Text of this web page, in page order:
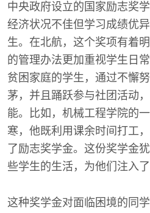
中央政府设立的国家励志奖
经济状况不佳但学习成绩优
生。在北航，这个奖项有着
的管理办法更加重视学生日
贫困家庭的学生，通过不懈
茅，并且踊跃参与社团活动
能。比如，机械工程学院的
寒，他既利用课余时间打工
了励志奖学金。这份奖学金
些学生的生活，为他们注入
这种奖学金对面临困境的同